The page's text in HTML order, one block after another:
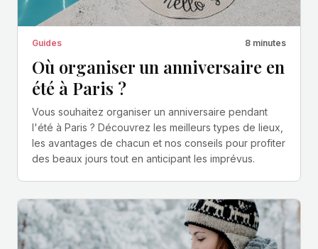
Guides 8 minutes
Où organiser un anniversaire en
été à Paris ?
Vous souhaitez organiser un anniversaire pendant
l'été à Paris ? Découvrez les meilleurs types de lieux,
les avantages de chacun et nos conseils pour profiter
des beaux jours tout en anticipant les imprévus.